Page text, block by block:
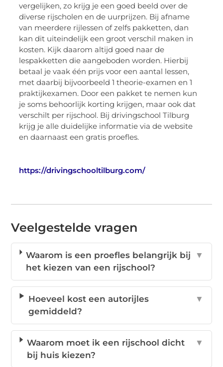
vergelijken, zo krijg je een goed beeld over de
diverse rijscholen en de uurprijzen. Bij afname
van meerdere rijlessen of zelfs pakketten, dan
kan dit uiteindelijk een groot verschil maken in
kosten. Kijk daarom altijd goed naar de
lespakketten die aangeboden worden. Hierbij
betaal je vaak één prijs voor een aantal lessen,
met daarbij bijvoorbeeld 1 theorie-examen en 1
praktijkexamen. Door een pakket te nemen kun
je soms behoorlijk korting krijgen, maar ook dat
verschilt per rijschool. Bij drivingschool Tilburg
krijg je alle duidelijke informatie via de website
en daarnaast een gratis proefles.
https://drivingschooltilburg.com/
Veelgestelde vragen
Waarom is een proefles belangrijk bij
het kiezen van een rijschool?
▼
Hoeveel kost een autorijles
gemiddeld?
▼
Waarom moet ik een rijschool dicht
bij huis kiezen?
▼